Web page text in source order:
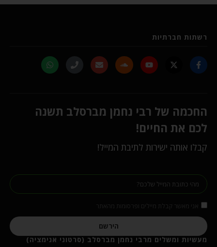
רשתות חברתיות
החכמה של רבי נחמן מברסלב תשנה
לכם את החיים!
קבלו אותה ישירות לתיבת המייל!
הירשם
מעשיות ומשלים מרבי נחמן מברסלב (סרטוני אנימציה)